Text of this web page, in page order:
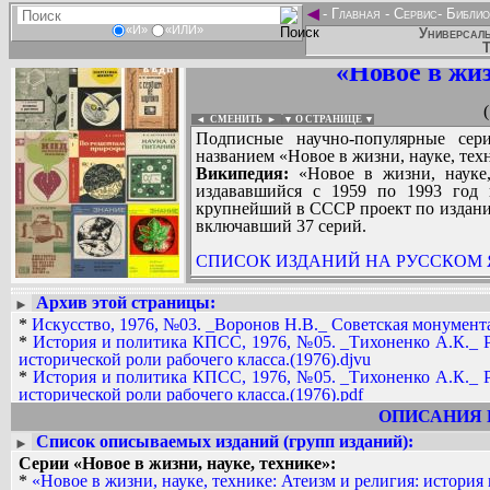
«И» «ИЛИ»
◄- Главная - Сервис-
«Новое в
◄ СМЕНИТЬ ► ▼ О СТРАНИЦЕ ▼
Подписные научно-популярные
названием «Новое в жизни, науке,
Википедия: «Новое в жизни,
издававшийся с 1959 по 1993
крупнейший в СССР проект по
включавший 37 серий.
СПИСОК ИЗДАНИЙ НА РУССКОМ
Вадим Ершов...
AAW, AbsurdMan, altruist, AlVaKo,
Raidar, pohorsky, regidrer, seriocity,
Денис Трофимов, Дмитрий Гончар,
СПИСОК НЕКОТОРЫХ
* Искусство, 1976, №03. _Воронов
* Философия и жизнь, 1990, №03.
к плюрализму мнений.(1990)
* Философия и жизнь, 1990, №06.
►
Архив этой страницы:
* Искусство, 1976, №03. _Воронов Н.В._ Советская
* История и политика КПСС, 1976, №05. _Тихоненко А.К._
исторической роли рабочего класса.(1976).djvu
* История и политика КПСС, 1976, №05. _Тихоненко А.К._
исторической роли рабочего класса.(1976).pdf
Космонавтика, астрономия, 1982, №03. _Дмитриев А.С.,
*Космонавтика, астрономия, 1982, №03. _Дмитриев А.С.,
*Космонавтика, астрономия, 1982, №11. _Шкловский И.С._
*Космонавтика, астрономия, 1982, №11. _Шкловский И.С._
* Космонавтика, астрономия, 1983, №01. _Степанян А.А._
ОПИСАНИЯ
►
Список описываемых изданий (групп изданий):
Серии «Новое в жизни, науке, технике»:
* «Новое в жизни, науке, технике: Атеизм и религия: история